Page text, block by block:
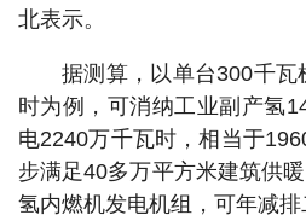
北表示。
据测算，以单台300千
时为例，可消纳工业副产氢
电2240万千瓦时，相当于
步满足40多万平方米建筑供
氢内燃机发电机组，可年减